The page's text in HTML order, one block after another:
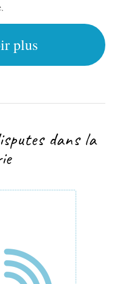
plus
dans la